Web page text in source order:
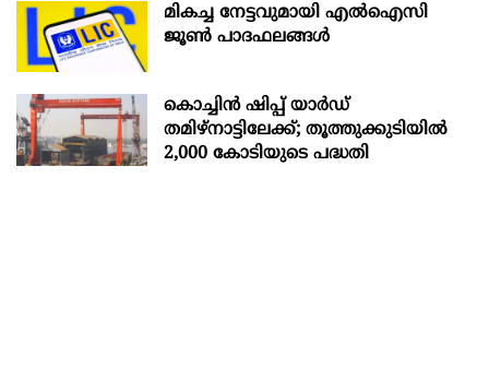
മികച്ച നേട്ടവുമായി എൽഐസി
ജൂൺ പാദഫലങ്ങൾ
കൊച്ചിന്‍ ഷിപ്പ് യാർഡ്
തമിഴ്നാട്ടിലേക്ക്; തൂത്തുക്കുടിയിൽ
2,000 കോടിയുടെ പദ്ധതി